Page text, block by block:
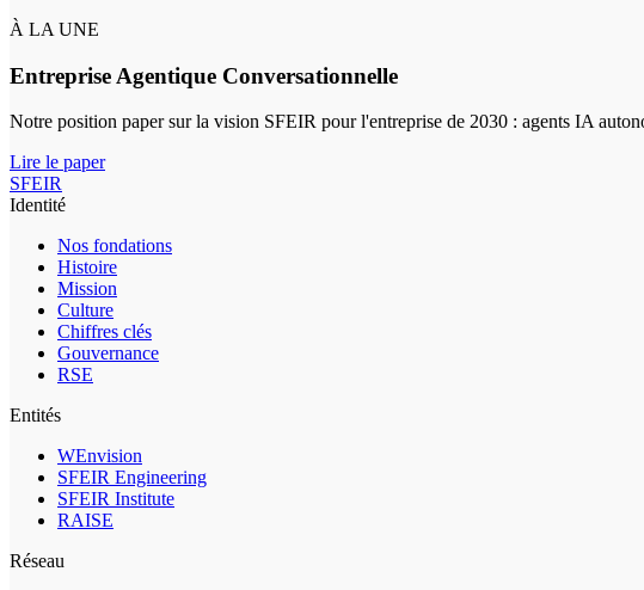
À LA UNE
Entreprise Agentique Conversationnelle
Notre position paper sur la vision SFEIR pour l'entreprise de 2030 : agents IA
Lire le paper
SFEIR
Identité
Nos fondations
Histoire
Mission
Culture
Chiffres clés
Gouvernance
RSE
Entités
WEnvision
SFEIR Engineering
SFEIR Institute
RAISE
Réseau